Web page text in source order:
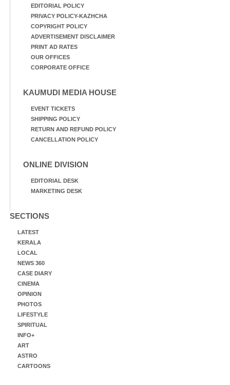
EDITORIAL POLICY
PRIVACY POLICY-KAZHCHA
COPYRIGHT POLICY
ADVERTISEMENT DISCLAIMER
PRINT AD RATES
OUR OFFICES
CORPORATE OFFICE
KAUMUDI MEDIA HOUSE
EVENT TICKETS
SHIPPING POLICY
RETURN AND REFUND POLICY
CANCELLATION POLICY
ONLINE DIVISION
EDITORIAL DESK
MARKETING DESK
SECTIONS
LATEST
KERALA
LOCAL
NEWS 360
CASE DIARY
CINEMA
OPINION
PHOTOS
LIFESTYLE
SPIRITUAL
INFO+
ART
ASTRO
CARTOONS